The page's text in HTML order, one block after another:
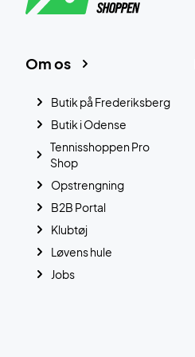
Om os
Butik på Frederiksberg
Butik i Odense
Tennisshoppen Pro
Shop
Opstrengning
B2B Portal
Klubtøj
Løvens hule
Jobs